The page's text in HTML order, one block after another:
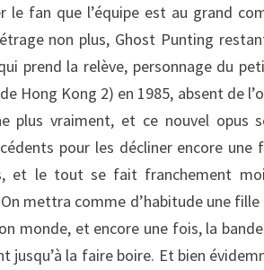
fan que l’équipe est au grand
non plus, Ghost Punting
prend la relève, personnage du
Hong Kong 2) en 1985, absent de
plus vraiment, et ce nouvel opus
pour les décliner encore une
et le tout se fait franchement
mettra comme d’habitude une
monde, et encore une fois, la
jusqu’à la faire boire. Et bien